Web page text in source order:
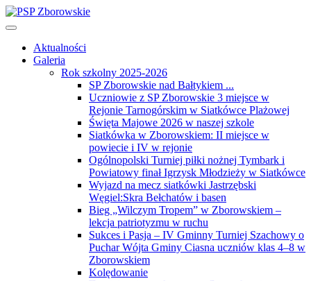
Aktualności
Galeria
Rok szkolny 2025-2026
SP Zborowskie nad Bałtykiem ...
Uczniowie z SP Zborowskie 3 miejsce w
Rejonie Tarnogórskim w Siatkówce Plażowej
Święta Majowe 2026 w naszej szkole
Siatkówka w Zborowskiem: II miejsce w
powiecie i IV w rejonie
Ogólnopolski Turniej piłki nożnej Tymbark i
Powiatowy finał Igrzysk Młodzieży w Siatkówce
Wyjazd na mecz siatkówki Jastrzębski
Węgiel:Skra Bełchatów i basen
Bieg „Wilczym Tropem” w Zborowskiem –
lekcja patriotyzmu w ruchu
Sukces i Pasja – IV Gminny Turniej Szachowy o
Puchar Wójta Gminy Ciasna uczniów klas 4–8 w
Zborowskiem
Kolędowanie